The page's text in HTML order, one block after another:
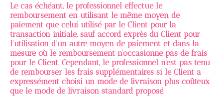
Le cas échéant, le professionnel effectue le
remboursement en utilisant le même moyen de
paiement que celui utilisé par le Client pour la
transaction initiale, sauf accord exprès du Client pour
l’utilisation d’un autre moyen de paiement et dans la
mesure où le remboursement n'occasionne pas de frais
pour le Client. Cependant, le professionnel n'est pas tenu
de rembourser les frais supplémentaires si le Client a
expressément choisi un mode de livraison plus coûteux
que le mode de livraison standard proposé.